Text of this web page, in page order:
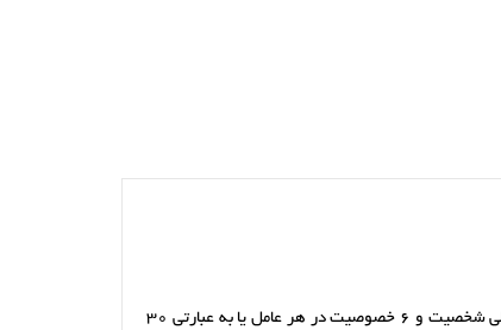
تهیه شده بود. این پرسشنامه 5 عامل اصلی شخصیت و 6 خصوصیت در هر عامل یا به عبارتی 30